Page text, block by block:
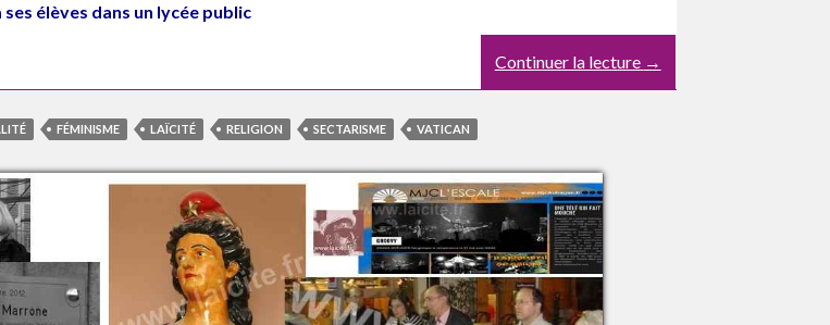
élèves dans un lycée public
Continuer la lecture →
FÉMINISME LAÏCITÉ RELIGION SECTARISME VATICAN